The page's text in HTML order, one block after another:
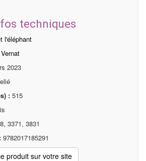
techniques
l'éléphant
2023
: 515
3371, 3831
9782017185291
produit sur votre site